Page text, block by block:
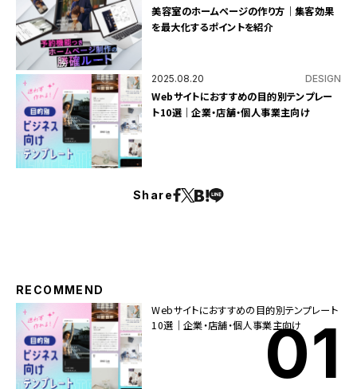
美容室のホームページの作り方｜集客効果
を最大化するポイントを紹介
2025.08.20 DESIGN
Webサイトにおすすめの目的別テンプレー
ト10選｜企業・店舗・個人事業主向け
Share
RECOMMEND
Webサイトにおすすめの目的別テンプレート
10選｜企業・店舗・個人事業主向け